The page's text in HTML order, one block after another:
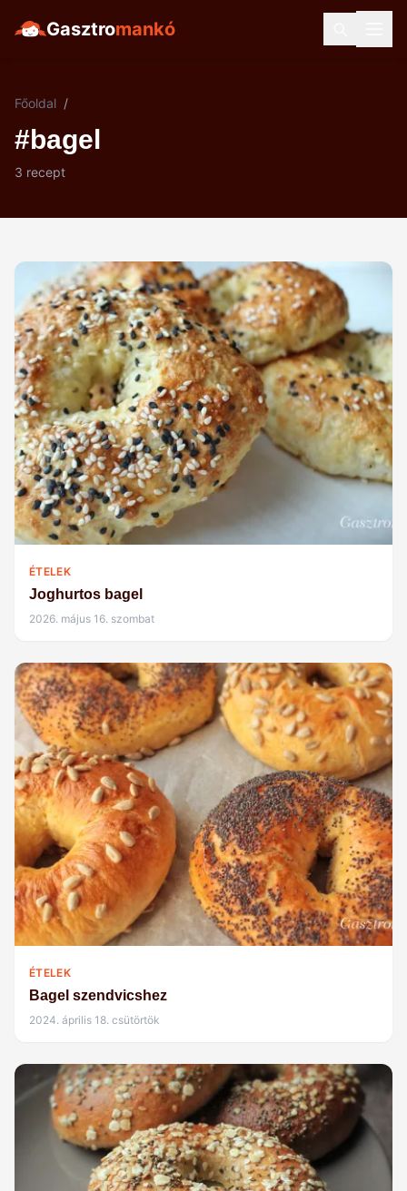
Gasztromankó
Főoldal /
#bagel
3 recept
ÉTELEK
Joghurtos bagel
2026. május 16. szombat
ÉTELEK
Bagel szendvicshez
2024. április 18. csütörtök